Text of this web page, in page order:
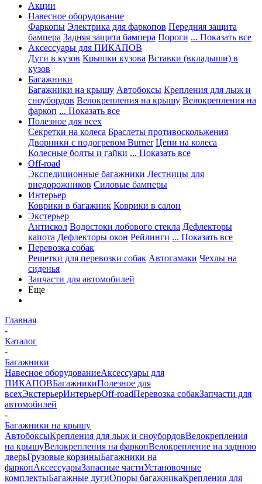
Акции
Навесное оборудование
Фаркопы Электрика для фаркопов Передняя защита
бампера Задняя защита бампера Пороги ... Показать все
Аксессуары для ПИКАПОВ
Дуги в кузов Крышки кузова Вставки (вкладыши) в
кузов
Багажники
Багажники на крышу Автобоксы Крепления для лыж и
сноубордов Велокрепления на крышу Велокрепления на
фаркоп ... Показать все
Полезное для всех
Секретки на колеса Браслеты противоскольжения
Дворники с подогревом Burner Цепи на колеса
Колесные болты и гайки ... Показать все
Off-road
Экспедиционные багажники Лестницы для
внедорожников Силовые бамперы
Интерьер
Коврики в багажник Коврики в салон
Экстерьер
Антискол Водостоки лобового стекла Дефлекторы
капота Дефлекторы окон Рейлинги ... Показать все
Перевозка собак
Решетки для перевозки собак Автогамаки Чехлы на
сиденья
Запчасти для автомобилей
Еще
Главная
-
Каталог
-
Багажники
Навесное оборудованиеАксессуары для
ПИКАПОВБагажникиПолезное для
всехЭкстерьерИнтерьерOff-roadПеревозка собакЗапчасти для
автомобилей
-
Багажники на крышу
АвтобоксыКрепления для лыж и сноубордовВелокрепления
на крышуВелокрепления на фаркопВелокрепление на заднюю
дверьГрузовые корзиныБагажники на
фаркопАксессуарыЗапасные частиУстановочные
комплектыБагажные дугиОпоры багажникаКрепления для